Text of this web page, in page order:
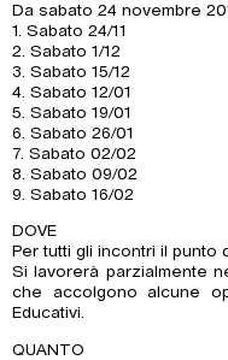
Da sabato 24 novembre
1. Sabato 24/11
2. Sabato 1/12
3. Sabato 15/12
4. Sabato 12/01
5. Sabato 19/01
6. Sabato 26/01
7. Sabato 02/02
8. Sabato 09/02
9. Sabato 16/02
DOVE
Per tutti gli incontri il punto
Si lavorerà parzialmente
che accolgono alcune
Educativi.
QUANTO